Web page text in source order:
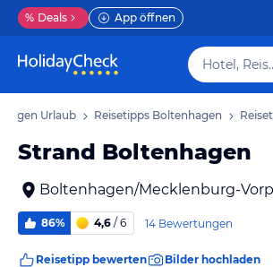
% Deals App öffnen
Urlaub Reisetipps Boltenhagen
Strand Boltenhagen
Boltenhagen/Mecklenburg-
86% 4,6 / 6 14 Bewertungen
Reisetipp bewerten Bilder hochladen